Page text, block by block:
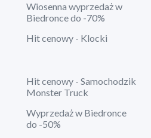
Wiosenna wyprzedaż w
Biedronce do -70%
Hit cenowy - Klocki
Hit cenowy - Samochodzik
Monster Truck
Wyprzedaż w Biedronce
do -50%